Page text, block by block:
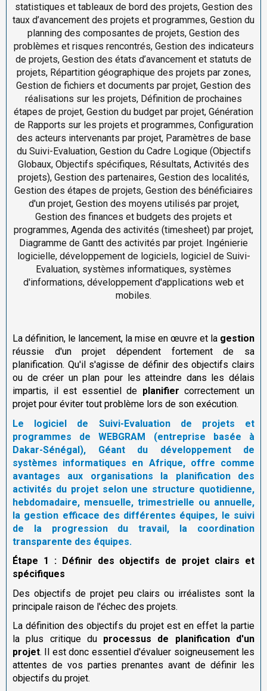
statistiques et tableaux de bord des projets, Gestion des
taux d’avancement des projets et programmes, Gestion du
planning des composantes de projets, Gestion des
problèmes et risques rencontrés, Gestion des indicateurs
de projets, Gestion des états d’avancement et statuts de
projets, Répartition géographique des projets par zones,
Gestion de fichiers et documents par projet, Gestion des
réalisations sur les projets, Définition de prochaines
étapes de projet, Gestion du budget par projet, Génération
de Rapports sur les projets et programmes, Configuration
des acteurs intervenants par projet, Paramètres de base
du Suivi-Evaluation, Gestion du Cadre Logique (Objectifs
Globaux, Objectifs spécifiques, Résultats, Activités des
projets), Gestion des partenaires, Gestion des localités,
Gestion des étapes de projets, Gestion des bénéficiaires
d'un projet, Gestion des moyens utilisés par projet,
Gestion des finances et budgets des projets et
programmes, Agenda des activités (timesheet) par projet,
Diagramme de Gantt des activités par projet. Ingénierie
logicielle, développement de logiciels, logiciel de Suivi-
Evaluation, systèmes informatiques, systèmes
d'informations, développement d'applications web et
mobiles.
La définition, le lancement, la mise en œuvre et la gestion
réussie d'un projet dépendent fortement de sa
planification. Qu'il s'agisse de définir des objectifs clairs
ou de créer un plan pour les atteindre dans les délais
impartis, il est essentiel de planifier correctement un
projet pour éviter tout problème lors de son exécution.
Le logiciel de Suivi-Evaluation de projets et
programmes de WEBGRAM (entreprise basée à
Dakar-Sénégal), Géant du développement de
systèmes informatiques en Afrique, offre comme
avantages aux organisations la planification des
activités du projet selon une structure quotidienne,
hebdomadaire, mensuelle, trimestrielle ou annuelle,
la gestion efficace des différentes équipes, le suivi
de la progression du travail, la coordination
transparente des équipes.
Étape 1 : Définir des objectifs de projet clairs et
spécifiques
Des objectifs de projet peu clairs ou irréalistes sont la
principale raison de l'échec des projets.
La définition des objectifs du projet est en effet la partie
la plus critique du processus de planification d'un
projet. Il est donc essentiel d'évaluer soigneusement les
attentes de vos parties prenantes avant de définir les
objectifs du projet.